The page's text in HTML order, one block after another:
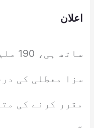
اعلان
ساتھ
سزا معطلی کی
مقرر کرنے کی